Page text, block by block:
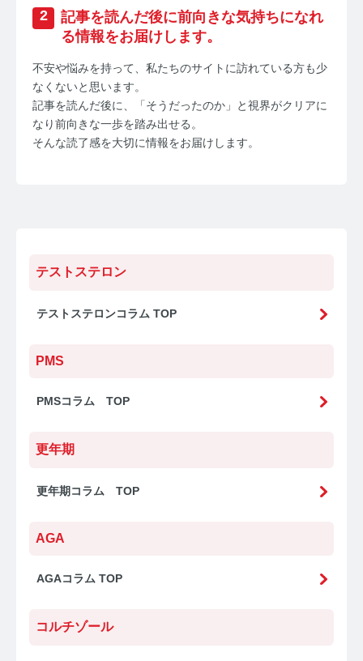
PMS
PMSコラム TOP
更年期
更年期コラム TOP
トのご紹介
ュー
よくあるご質問 TOP
2
記事を読んだ後に前向きな気持ちになれ
る情報をお届けします。
不安や悩みを持って、私たちのサイトに訪れている方も少
なくないと思います。
記事を読んだ後に、「そうだったのか」と視界がクリアに
なり前向きな一歩を踏み出せる。
そんな読了感を大切に情報をお届けします。
テストステロン
テストステロンコラム TOP
PMS
PMSコラム TOP
更年期
更年期コラム TOP
AGA
AGAコラム TOP
コルチゾール